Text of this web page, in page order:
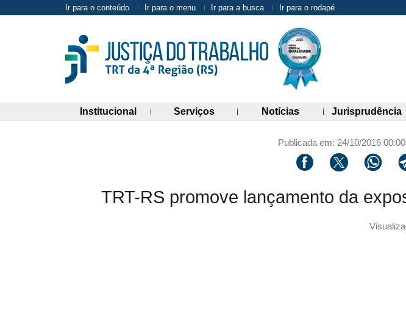
Ir para o conteúdo Ir para o menu Ir para a busca Ir para o rodapé
Institucional(abre painel de links)
Serviços(abre painel de links)
Notícias(abre painel de links)
Jurisprudência
Publicada em: 24/10/2016
Compartilhar via
Compartilhar via
TRT-RS promove lançamento da